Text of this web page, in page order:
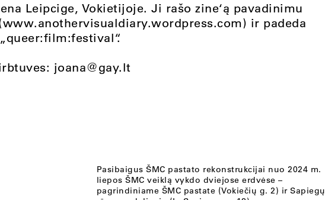
Leipcige, Vokietijoje. Ji rašo zine‘ą pavadinimu
ir padeda
joana@gay.lt
Pasibaigus ŠMC pastato rekonstrukcijai nuo 2024 m.
liepos ŠMC veiklą vykdo dviejose erdvėse –
pagrindiniame ŠMC pastate (Vokiečių g. 2) ir Sapiegų